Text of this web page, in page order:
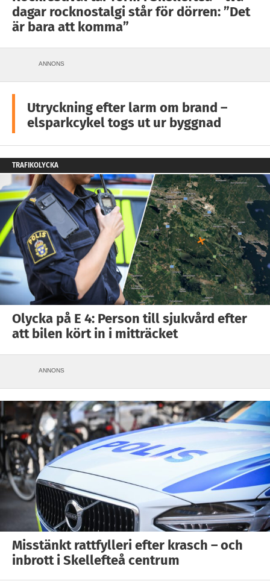
dagar rocknostalgi står för dörren: ”Det
är bara att komma”
ANNONS
Utryckning efter larm om brand –
elsparkcykel togs ut ur byggnad
TRAFIKOLYCKA
Olycka på E 4: Person till sjukvård efter
att bilen kört in i mitträcket
ANNONS
Misstänkt rattfylleri efter krasch – och
inbrott i Skellefteå centrum